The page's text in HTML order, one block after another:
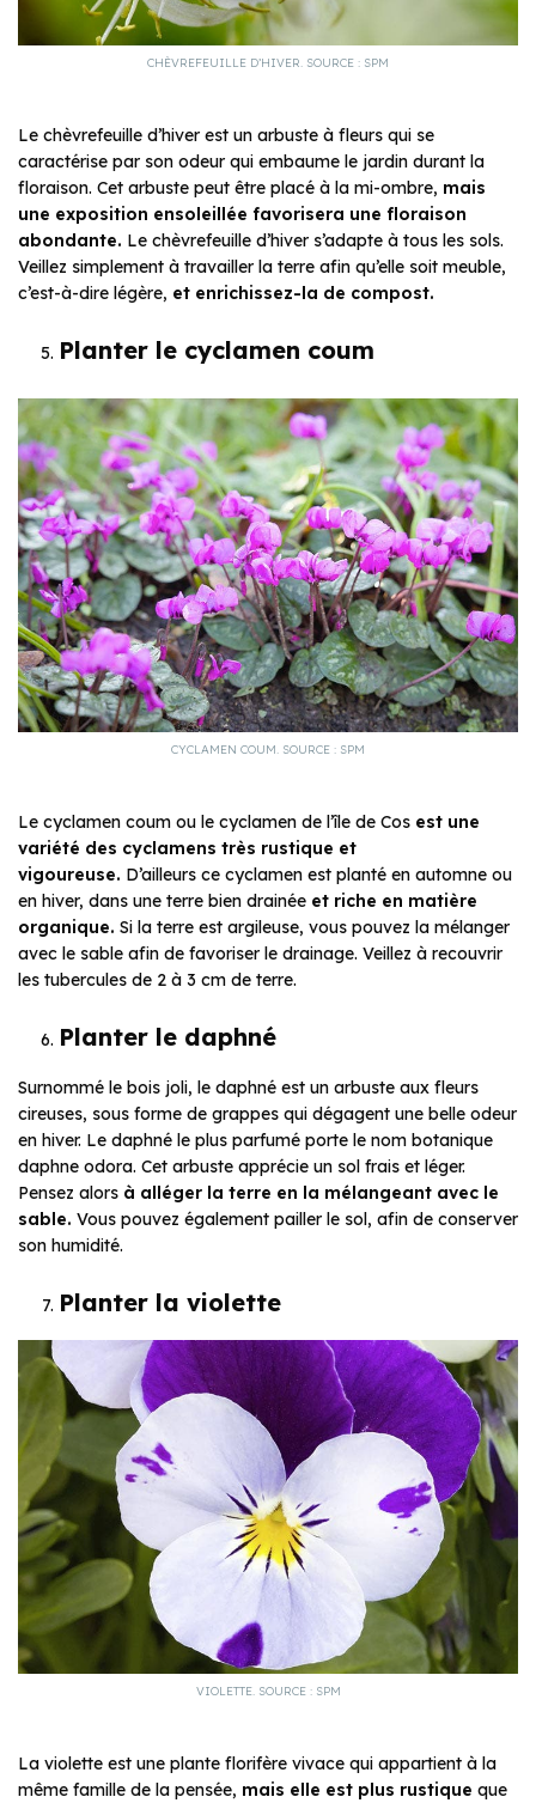
CHÈVREFEUILLE D’HIVER. SOURCE : SPM
Le chèvrefeuille d’hiver est un arbuste à fleurs qui se
caractérise par son odeur qui embaume le jardin durant la
floraison. Cet arbuste peut être placé à la mi-ombre, mais
une exposition ensoleillée favorisera une floraison
abondante. Le chèvrefeuille d’hiver s’adapte à tous les sols.
Veillez simplement à travailler la terre afin qu’elle soit meuble,
c’est-à-dire légère, et enrichissez-la de compost.
Planter le cyclamen coum
CYCLAMEN COUM. SOURCE : SPM
Le cyclamen coum ou le cyclamen de l’île de Cos est une
variété des cyclamens très rustique et
vigoureuse. D’ailleurs ce cyclamen est planté en automne ou
en hiver, dans une terre bien drainée et riche en matière
organique. Si la terre est argileuse, vous pouvez la mélanger
avec le sable afin de favoriser le drainage. Veillez à recouvrir
les tubercules de 2 à 3 cm de terre.
Planter le daphné
Surnommé le bois joli, le daphné est un arbuste aux fleurs
cireuses, sous forme de grappes qui dégagent une belle odeur
en hiver. Le daphné le plus parfumé porte le nom botanique
daphne odora. Cet arbuste apprécie un sol frais et léger.
Pensez alors à alléger la terre en la mélangeant avec le
sable. Vous pouvez également pailler le sol, afin de conserver
son humidité.
Planter la violette
VIOLETTE. SOURCE : SPM
La violette est une plante florifère vivace qui appartient à la
même famille de la pensée, mais elle est plus rustique que